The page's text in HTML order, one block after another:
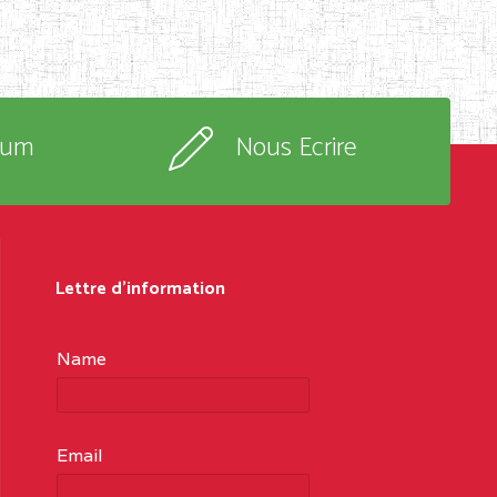
Nous Ecrire
Lettre d'information
Name
Email